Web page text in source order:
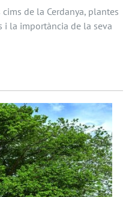
de la Cerdanya, plantes
i la importància de la seva